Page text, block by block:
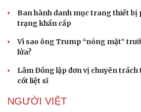
Ban hành danh mục trang thiết bị
trạng khẩn cấp
Vì sao ông Trump “nóng mặt”
lửa?
Lâm Đồng lập đơn vị chuyên trách
cốt liệt sĩ
NGƯỜI VIỆT